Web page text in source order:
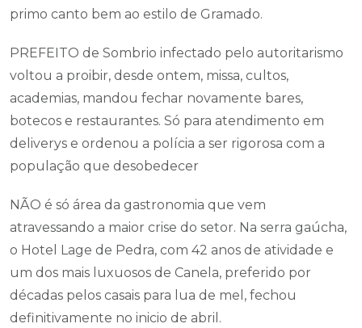
primo canto bem ao estilo de Gramado.
PREFEITO de Sombrio infectado pelo autoritarismo
voltou a proibir, desde ontem, missa, cultos,
academias, mandou fechar novamente bares,
botecos e restaurantes. Só para atendimento em
deliverys e ordenou a polícia a ser rigorosa com a
população que desobedecer
NÃO é só área da gastronomia que vem
atravessando a maior crise do setor. Na serra gaúcha,
o Hotel Lage de Pedra, com 42 anos de atividade e
um dos mais luxuosos de Canela, preferido por
décadas pelos casais para lua de mel, fechou
definitivamente no inicio de abril.